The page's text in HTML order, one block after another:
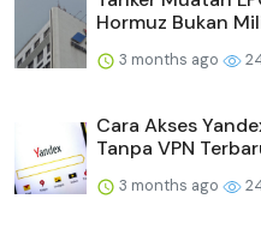
Hormuz Bukan
3 months ago
Cara Akses
Tanpa VPN
3 months ago